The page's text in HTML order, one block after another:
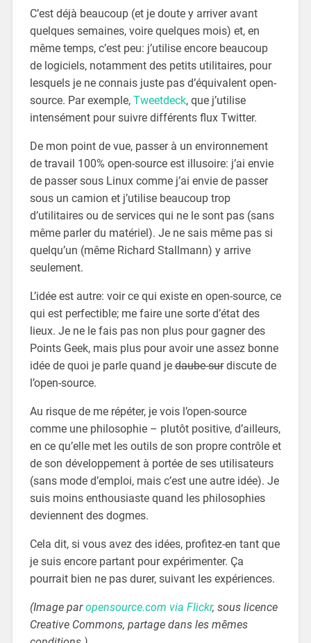
C’est déjà beaucoup (et je doute y arriver avant
quelques semaines, voire quelques mois) et, en
même temps, c’est peu: j’utilise encore beaucoup
de logiciels, notamment des petits utilitaires, pour
lesquels je ne connais juste pas d’équivalent open-
source. Par exemple, Tweetdeck, que j’utilise
intensément pour suivre différents flux Twitter.
De mon point de vue, passer à un environnement
de travail 100% open-source est illusoire: j’ai envie
de passer sous Linux comme j’ai envie de passer
sous un camion et j’utilise beaucoup trop
d’utilitaires ou de services qui ne le sont pas (sans
même parler du matériel). Je ne sais même pas si
quelqu’un (même Richard Stallmann) y arrive
seulement.
L’idée est autre: voir ce qui existe en open-source, ce
qui est perfectible; me faire une sorte d’état des
lieux. Je ne le fais pas non plus pour gagner des
Points Geek, mais plus pour avoir une assez bonne
idée de quoi je parle quand jedaube surdiscute de
l’open-source.
Au risque de me répéter, je vois l’open-source
comme une philosophie – plutôt positive, d’ailleurs,
en ce qu’elle met les outils de son propre contrôle et
de son développement à portée de ses utilisateurs
(sans mode d’emploi, mais c’est une autre idée). Je
suis moins enthousiaste quand les philosophies
deviennent des dogmes.
Cela dit, si vous avez des idées, profitez-en tant que
je suis encore partant pour expérimenter. Ça
pourrait bien ne pas durer, suivant les expériences.
(Image paropensource.com via Flickr, sous licence
Creative Commons, partage dans les mêmes